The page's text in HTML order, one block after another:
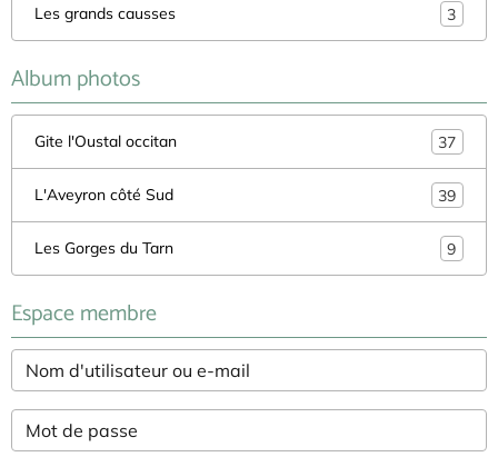
Les grands causses 3
Album photos
Gite l'Oustal occitan 37
L'Aveyron côté Sud 39
Les Gorges du Tarn 9
Espace membre